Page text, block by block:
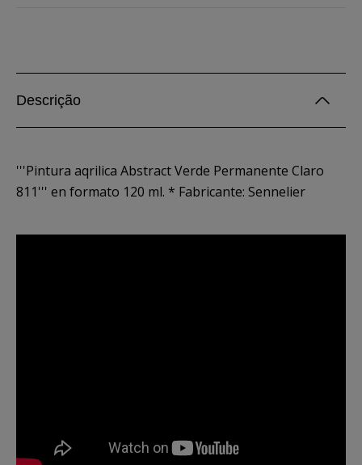
Descrição
'''Pintura aqrilica Abstract Verde Permanente Claro
811''' en formato 120 ml. * Fabricante: Sennelier